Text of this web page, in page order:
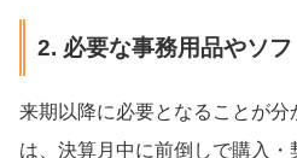
2. 必要な事務用品やソ
来期以降に必要となることが
は、決算月中に前倒しで購入